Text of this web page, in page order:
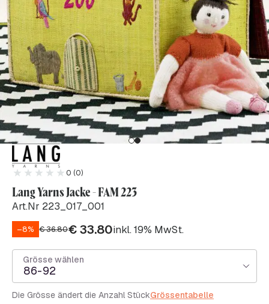
0 (0)
Lang Yarns Jacke - FAM 223
Art.Nr 223_017_001
–8% €36.80€33.80inkl. 19% MwSt.
Grösse wählen
86-92
Die Grösse ändert die Anzahl StückGrössentabelle